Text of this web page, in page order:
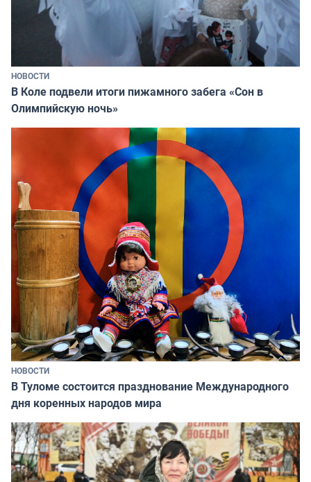
НОВОСТИ
В Коле подвели итоги пижамного забега «Сон в
Олимпийскую ночь»
НОВОСТИ
В Туломе состоится празднование Международного
дня коренных народов мира